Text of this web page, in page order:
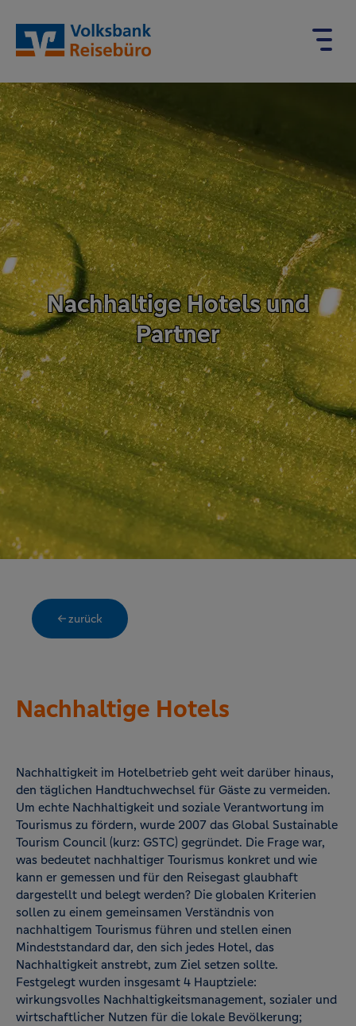
Nachhaltige Hotels und
Partner
← zurück
Nachhaltige Hotels
Nachhaltigkeit im Hotelbetrieb geht weit darüber hinaus,
den täglichen Handtuchwechsel für Gäste zu vermeiden.
Um echte Nachhaltigkeit und soziale Verantwortung im
Tourismus zu fördern, wurde 2007 das Global Sustainable
Tourism Council (kurz: GSTC) gegründet. Die Frage war,
was bedeutet nachhaltiger Tourismus konkret und wie
kann er gemessen und für den Reisegast glaubhaft
dargestellt und belegt werden? Die globalen Kriterien
sollen zu einem gemeinsamen Verständnis von
nachhaltigem Tourismus führen und stellen einen
Mindeststandard dar, den sich jedes Hotel, das
Nachhaltigkeit anstrebt, zum Ziel setzen sollte.
Festgelegt wurden insgesamt 4 Hauptziele:
wirkungsvolles Nachhaltigkeitsmanagement, sozialer und
wirtschaftlicher Nutzen für die lokale Bevölkerung;